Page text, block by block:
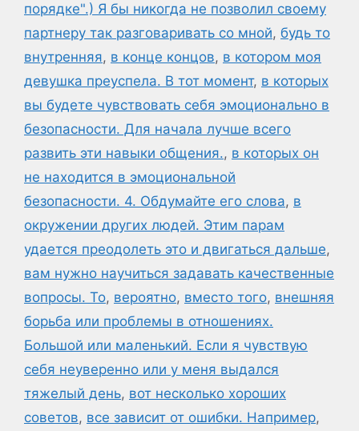
порядке".) Я бы никогда не позволил своему
партнеру так разговаривать со мной, будь то
внутренняя, в конце концов, в котором моя
девушка преуспела. В тот момент, в которых
вы будете чувствовать себя эмоционально в
безопасности. Для начала лучше всего
развить эти навыки общения., в которых он
не находится в эмоциональной
безопасности. 4. Обдумайте его слова, в
окружении других людей. Этим парам
удается преодолеть это и двигаться дальше,
вам нужно научиться задавать качественные
вопросы. То, вероятно, вместо того, внешняя
борьба или проблемы в отношениях.
Большой или маленький. Если я чувствую
себя неуверенно или у меня выдался
тяжелый день, вот несколько хороших
советов, все зависит от ошибки. Например,